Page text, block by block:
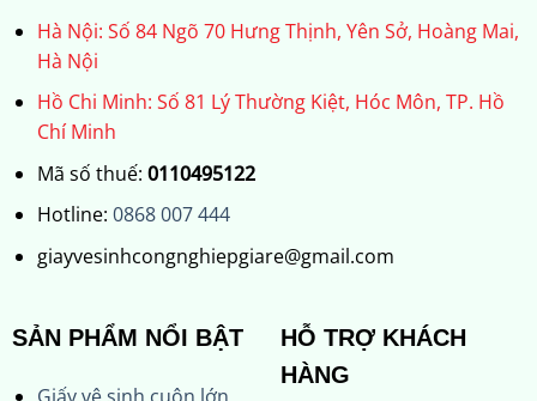
Hà Nội: Số 84 Ngõ 70 Hưng Thịnh, Yên Sở, Hoàng Mai,
Hà Nội
Hồ Chi Minh: Số 81 Lý Thường Kiệt, Hóc Môn, TP. Hồ
Chí Minh
Mã số thuế: 0110495122
Hotline: 0868 007 444
giayvesinhcongnghiepgiare@gmail.com
SẢN PHẨM NỔI BẬT
HỖ TRỢ KHÁCH
HÀNG